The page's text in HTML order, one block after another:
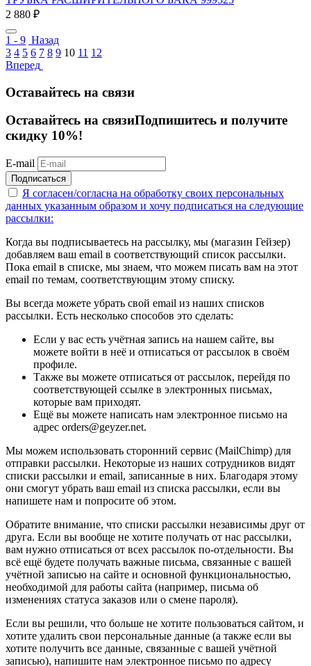
2 880 ₽
1 - 9 Назад
3 4 5 6 7 8 9 10 11 12
Вперед
Оставайтесь на связи
Оставайтесь на связиПодпишитесь и получите
скидку 10%!
E-mail
Подписаться
Я согласен/согласна на обработку своих персональных
данных указанным образом и хочу подписаться на следующие
рассылки:
Когда вы подписываетесь на рассылку, мы (магазин Гейзер)
добавляем ваш email в соответствующий список рассылки.
Пока email в списке, мы знаем, что можем писать вам на этот
email по темам, соответствующим этому списку.
Вы всегда можете убрать свой email из наших списков
рассылки. Есть несколько способов это сделать:
Если у вас есть учётная запись на нашем сайте, вы
можете войти в неё и отписаться от рассылок в своём
профиле.
Также вы можете отписаться от рассылок, перейдя по
соответствующей ссылке в электронных письмах,
которые вам приходят.
Ещё вы можете написать нам электронное письмо на
адрес orders@geyzer.net.
Мы можем использовать сторонний сервис (MailChimp) для
отправки рассылки. Некоторые из наших сотрудников видят
списки рассылки и email, записанные в них. Благодаря этому
они смогут убрать ваш email из списка рассылки, если вы
напишете нам и попросите об этом.
Обратите внимание, что списки рассылки независимы друг от
друга. Если вы вообще не хотите получать от нас рассылки,
вам нужно отписаться от всех рассылок по-отдельности. Вы
всё ещё будете получать важные письма, связанные с вашей
учётной записью на сайте и основной функциональностью,
необходимой для работы сайта (например, письма об
изменениях статуса заказов или о смене пароля).
Если вы решили, что больше не хотите пользоваться сайтом, и
хотите удалить свои персональные данные (а также если вы
хотите получить все данные, связанные с вашей учётной
записью), напишите нам электронное письмо по адресу